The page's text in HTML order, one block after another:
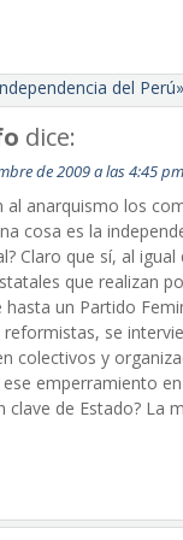
del
dice:
de 2009 a las 4:45 pm
al anarquismo los
cosa es la
Claro que sí, al
que realizan
un Partido
se
colectivos y
ese emperramiento
clave de Estado? La